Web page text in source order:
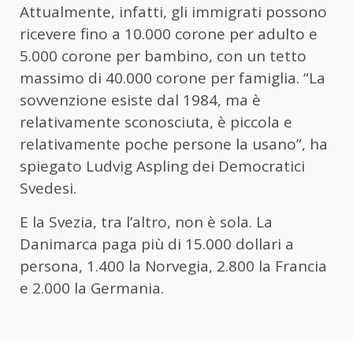
Attualmente, infatti, gli immigrati possono
ricevere fino a 10.000 corone per adulto e
5.000 corone per bambino, con un tetto
massimo di 40.000 corone per famiglia. “La
sovvenzione esiste dal 1984, ma è
relativamente sconosciuta, è piccola e
relativamente poche persone la usano”, ha
spiegato Ludvig Aspling dei Democratici
Svedesi.
E la Svezia, tra l’altro, non è sola. La
Danimarca paga più di 15.000 dollari a
persona, 1.400 la Norvegia, 2.800 la Francia
e 2.000 la Germania.